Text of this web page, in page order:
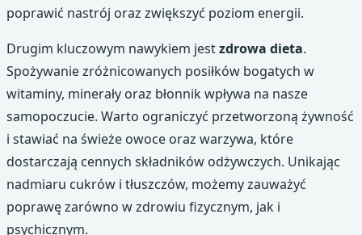
poprawić nastrój oraz zwiększyć poziom energii.
Drugim kluczowym nawykiem jestzdrowa dieta.
Spożywanie zróżnicowanych posiłków bogatych w
witaminy, minerały oraz błonnik wpływa na nasze
samopoczucie. Warto ograniczyć przetworzoną żywność
i stawiać na świeże owoce oraz warzywa, które
dostarczają cennych składników odżywczych. Unikając
nadmiaru cukrów i tłuszczów, możemy zauważyć
poprawę zarówno w zdrowiu fizycznym, jak i
psychicznym.